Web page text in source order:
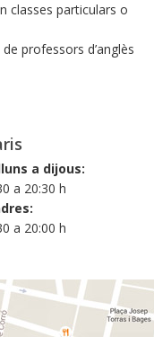
classes particulars o
professors d’anglès
a dijous:
a 20:30 h
a 20:00 h